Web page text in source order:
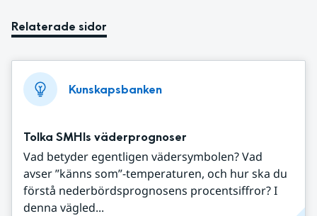
Relaterade sidor
Kunskapsbanken
Tolka SMHIs väderprognoser
Vad betyder egentligen vädersymbolen? Vad
avser ”känns som”-temperaturen, och hur ska du
förstå nederbördsprognosens procentsiffror? I
denna vägled...